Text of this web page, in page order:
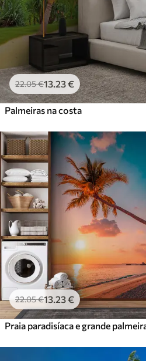
22.05€13.23€
Palmeiras na costa
22.05€13.23€
Praia paradisíaca e grande